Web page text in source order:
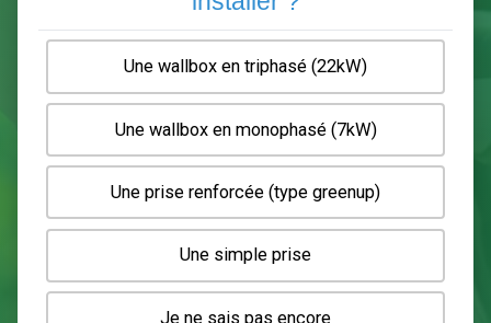
2 3 6
Quel type de borne souhaitez-
installer ?
Une wallbox en triphasé (22kW)
Une wallbox en monophasé (7kW)